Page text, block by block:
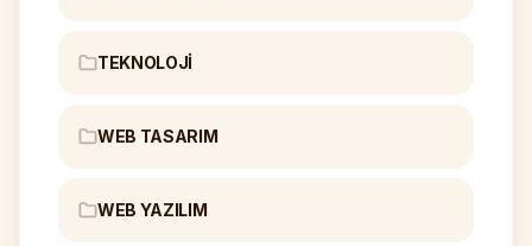
TEKNOLOJI
WEB TASARIM
WEB YAZILIM